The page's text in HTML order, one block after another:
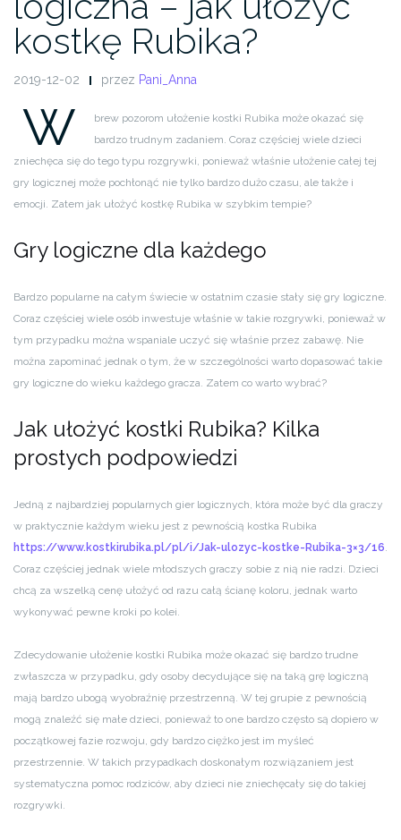
kostkę Rubika?
2019-12-02 przez Pani_Anna
W
brew pozorom ułożenie kostki Rubika może okazać się
bardzo trudnym zadaniem. Coraz częściej wiele dzieci
zniechęca się do tego typu rozgrywki, ponieważ właśnie ułożenie całej tej
gry logicznej może pochłonąć nie tylko bardzo dużo czasu, ale także i
emocji. Zatem jak ułożyć kostkę Rubika w szybkim tempie?
Gry logiczne dla każdego
Bardzo popularne na całym świecie w ostatnim czasie stały się gry logiczne.
Coraz częściej wiele osób inwestuje właśnie w takie rozgrywki, ponieważ w
tym przypadku można wspaniale uczyć się właśnie przez zabawę. Nie
można zapominać jednak o tym, że w szczególności warto dopasować takie
gry logiczne do wieku każdego gracza. Zatem co warto wybrać?
Jak ułożyć kostki Rubika? Kilka
prostych podpowiedzi
Jedną z najbardziej popularnych gier logicznych, która może być dla graczy
w praktycznie każdym wieku jest z pewnością kostka Rubika
https://www.kostkirubika.pl/pl/i/Jak-ulozyc-kostke-Rubika-3×3/16.
Coraz częściej jednak wiele młodszych graczy sobie z nią nie radzi. Dzieci
chcą za wszelką cenę ułożyć od razu całą ścianę koloru, jednak warto
wykonywać pewne kroki po kolei.
Zdecydowanie ułożenie kostki Rubika może okazać się bardzo trudne
zwłaszcza w przypadku, gdy osoby decydujące się na taką grę logiczną
mają bardzo ubogą wyobraźnię przestrzenną. W tej grupie z pewnością
mogą znaleźć się małe dzieci, ponieważ to one bardzo często są dopiero w
początkowej fazie rozwoju, gdy bardzo ciężko jest im myśleć
przestrzennie. W takich przypadkach doskonałym rozwiązaniem jest
systematyczna pomoc rodziców, aby dzieci nie zniechęcały się do takiej
rozgrywki.